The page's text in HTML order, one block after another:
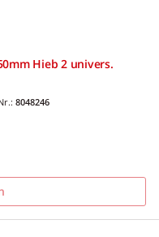
Hieb 2 univers.
8048246